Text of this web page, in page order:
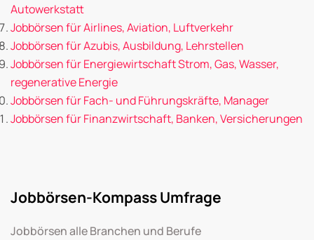
Autowerkstatt
Jobbörsen für Airlines, Aviation, Luftverkehr
Jobbörsen für Azubis, Ausbildung, Lehrstellen
Jobbörsen für Energiewirtschaft Strom, Gas, Wasser,
regenerative Energie
Jobbörsen für Fach- und Führungskräfte, Manager
Jobbörsen für Finanzwirtschaft, Banken, Versicherungen
Jobbörsen-Kompass Umfrage
Jobbörsen alle Branchen und Berufe